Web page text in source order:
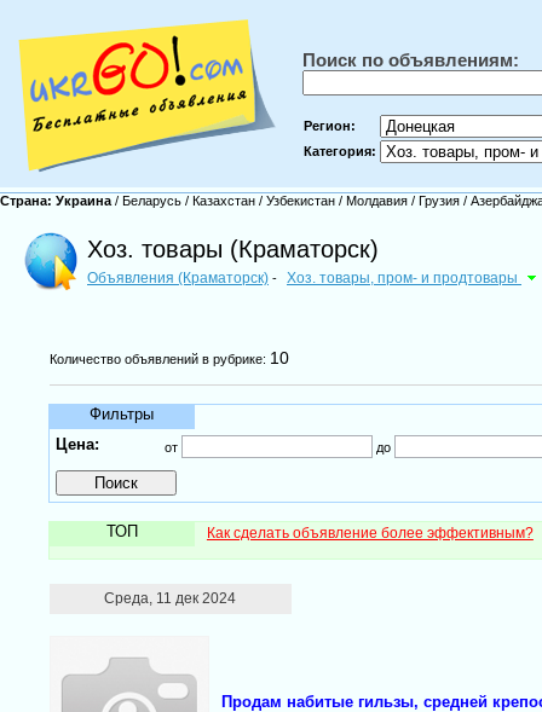
Поиск по объявлениям:
Регион:
Категория:
Страна: Украина / Беларусь / Казахстан / Узбекистан / Молдавия / Грузия /
Хоз. товары (Краматорск)
Объявления (Краматорск) - Хоз. товары, пром- и продтовары
Количество объявлений в рубрике: 10
Фильтры
Цена:
от до
ТОП Как сделать объявление более эффективным?
Среда, 11 дек 2024
Продам набитые гильзы, средней